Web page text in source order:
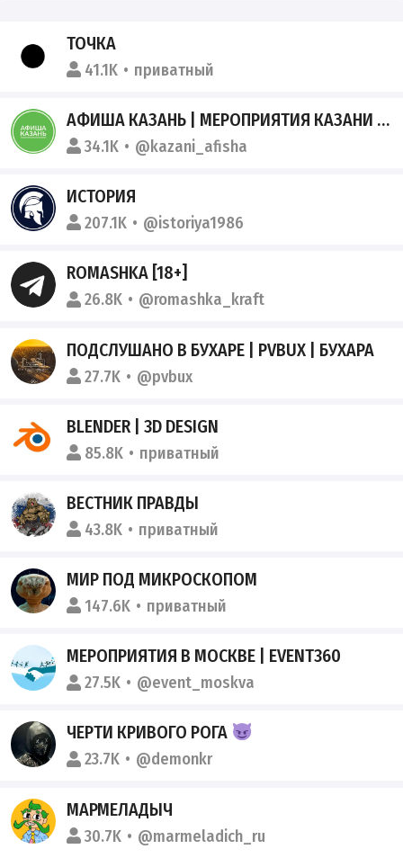
ТОЧКА
41.1K приватный
АФИША КАЗАНЬ | МЕРОПРИЯТИЯ КАЗАНИ | ЧЕМ ЗАНЯТЬСЯ В КАЗАНИ
34.1K @kazani_afisha
ИСТОРИЯ
207.1K @istoriya1986
ROMASHKA [18+]
26.8K @romashka_kraft
ПОДСЛУШАНО В БУХАРЕ | PVBUX | БУХАРА
27.7K @pvbux
BLENDER | 3D DESIGN
85.8K приватный
ВЕСТНИК ПРАВДЫ
43.8K приватный
МИР ПОД МИКРОСКОПОМ
147.6K приватный
МЕРОПРИЯТИЯ В МОСКВЕ | EVENT360
27.5K @event_moskva
ЧЕРТИ КРИВОГО РОГА
23.7K @demonkr
МАРМЕЛАДЫЧ
30.7K @marmeladich_ru